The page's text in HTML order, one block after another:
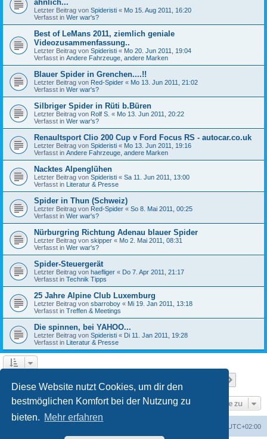
Diese Website nutzt Cookies, um dir den
bestmöglichen Komfort bei der Nutzung zu
bieten. Mehr erfahren
ähnlich...
Letzter Beitrag von Spideristi « Mo 15. Aug 2011, 16:20
Verfasst in Wer war's?
Best of LeMans 2011, ziemlich geniale
Videozusammenfassung..
Letzter Beitrag von Spideristi « Mo 20. Jun 2011, 19:04
Verfasst in Andere Fahrzeuge, andere Marken
Blauer Spider in Grenchen....!!
Letzter Beitrag von Red-Spider « Mo 13. Jun 2011, 21:02
Verfasst in Wer war's?
Silbriger Spider in Rüti b.Büren
Letzter Beitrag von Rolf S. « Mo 13. Jun 2011, 20:22
Verfasst in Wer war's?
Renaultsport Clio 200 Cup v Ford Focus RS - autocar.co.uk
Letzter Beitrag von Spideristi « Mo 13. Jun 2011, 19:16
Verfasst in Andere Fahrzeuge, andere Marken
Nacktes Alpenglühen
Letzter Beitrag von Spideristi « Sa 11. Jun 2011, 13:00
Verfasst in Literatur & Presse
Spider in Thun (Schweiz)
Letzter Beitrag von Red-Spider « So 8. Mai 2011, 00:25
Verfasst in Wer war's?
Nürburgring Richtung Adenau blauer Spider
Letzter Beitrag von skipper « Mo 2. Mai 2011, 08:31
Verfasst in Wer war's?
Spider-Steuergerät
Letzter Beitrag von haefliger « Do 7. Apr 2011, 21:17
Verfasst in Technik Tipps
25 Jahre Alpine Club Luxemburg
Letzter Beitrag von sbarroboy « Mi 19. Jan 2011, 13:18
Verfasst in Treffen & Meetings
Die spinnen, bei YAHOO...
Letzter Beitrag von Spideristi « Di 11. Jan 2011, 19:28
Verfasst in Literatur & Presse
Gehe zu
UTC+02:00